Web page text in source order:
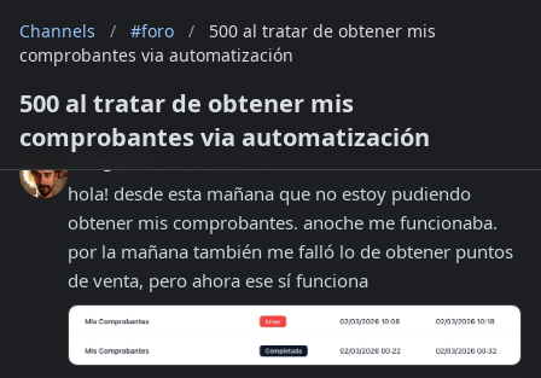
Channels / #foro /
500 al tratar de obtener mis
comprobantes via automatización
500 al tratar de obtener mis
comprobantes via automatización
hola! desde esta mañana que no estoy pudiendo
obtener mis comprobantes. anoche me funcionaba.
por la mañana también me falló lo de obtener puntos
de venta, pero ahora ese sí funciona